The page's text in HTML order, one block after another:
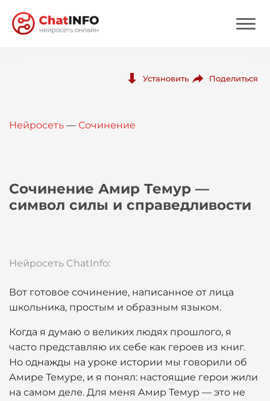
Вход
Установить Поделиться
Нейросеть — Сочинение
Сочинение Амир Темур —
символ силы и справедливости
Нейросеть ChatInfo:
Вот готовое сочинение, написанное от лица
школьника, простым и образным языком.
Когда я думаю о великих людях прошлого, я
часто представляю их себе как героев из книг.
Но однажды на уроке истории мы говорили об
Амире Темуре, и я понял: настоящие герои жили
на самом деле. Для меня Амир Темур — это не